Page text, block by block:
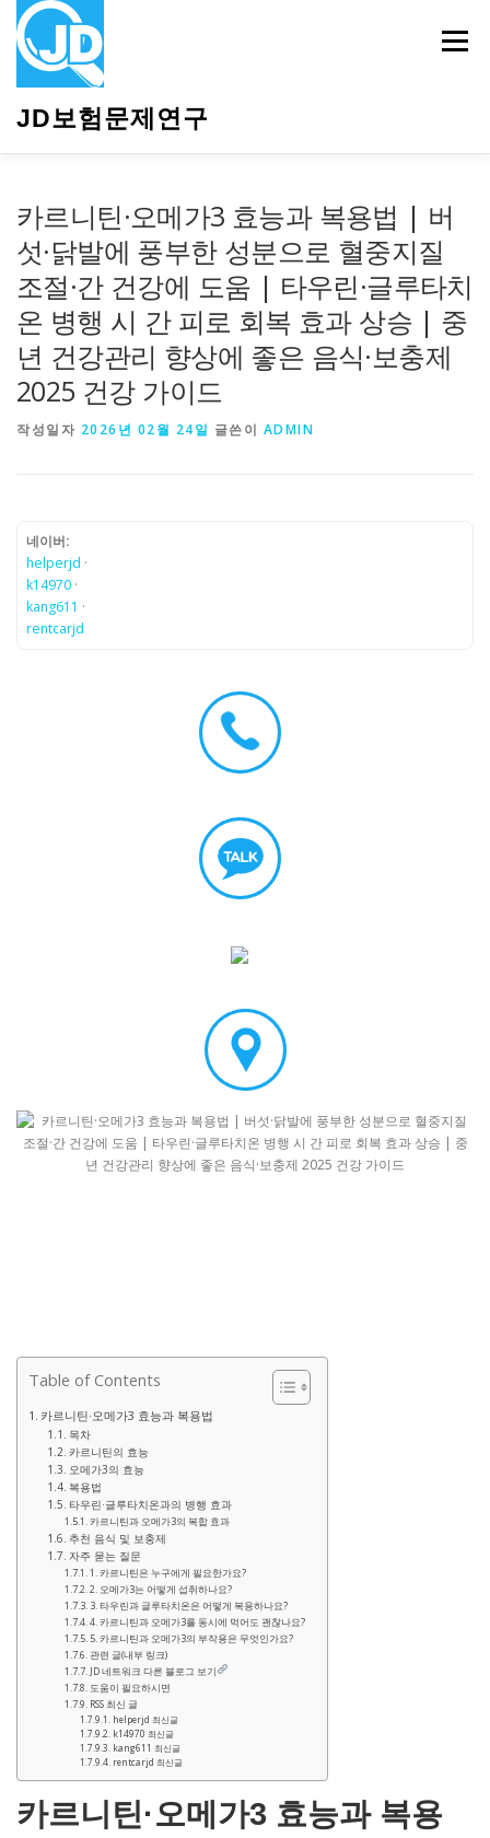
JD보험문제연구
메뉴
카르니틴·오메가3 효능과 복용법 | 버
섯·닭발에 풍부한 성분으로 혈중지질
조절·간 건강에 도움 | 타우린·글루타치
온 병행 시 간 피로 회복 효과 상승 | 중
년 건강관리 향상에 좋은 음식·보충제
2025 건강 가이드
작성일자 2026년 02월 24일 글쓴이 ADMIN
네이버:
helperjd ·
k14970 ·
kang611 ·
rentcarjd
Table of Contents
카르니틴·오메가3 효능과 복용법
목차
카르니틴의 효능
오메가3의 효능
복용법
타우린·글루타치온과의 병행 효과
카르니틴과 오메가3의 복합 효과
추천 음식 및 보충제
자주 묻는 질문
1. 카르니틴은 누구에게 필요한가요?
2. 오메가3는 어떻게 섭취하나요?
3. 타우린과 글루타치온은 어떻게 복용하나요?
4. 카르니틴과 오메가3를 동시에 먹어도 괜찮나요?
5. 카르니틴과 오메가3의 부작용은 무엇인가요?
관련 글(내부 링크)
JD 네트워크 다른 블로그 보기
도움이 필요하시면
RSS 최신 글
helperjd 최신글
k14970 최신글
kang611 최신글
rentcarjd 최신글
카르니틴·오메가3 효능과 복용